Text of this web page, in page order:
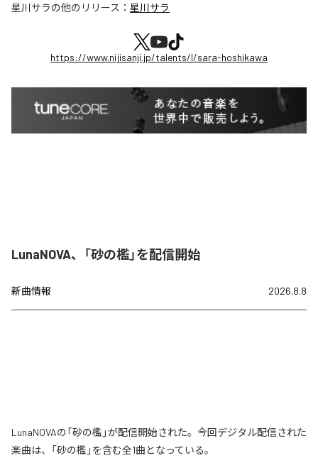
星川サラの他のリリース： 星川サラ
https://www.nijisanji.jp/talents/l/sara-hoshikawa
LunaNOVA、「砂の檻」を配信開始
新曲情報 2026.8.8
LunaNOVAの「砂の檻」が配信開始された。今回デジタル配信された
楽曲は、「砂の檻」を含む全1曲となっている。